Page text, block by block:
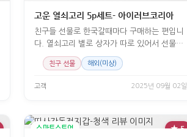
고운 열쇠고리 5p세트- 아이러브코리아
친구들 선물로 한국갈때마다 구매하는 편입니
다. 열쇠고리 별로 상자가 따로 있어서 선물하
친구 선물 해외(미상)
고객 2025년 09월 02일
스마트스토어 ★ 5